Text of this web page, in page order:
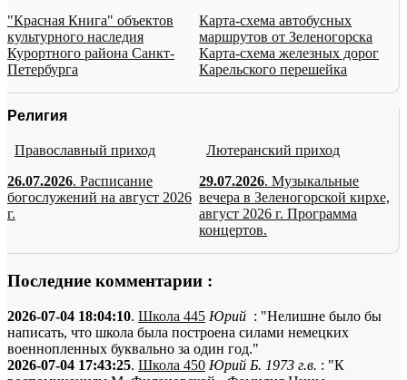
"Красная Книга" объектов
культурного наследия
Курортного района Санкт-
Петербурга
Карта-схема автобусных
маршрутов от Зеленогорска
Карта-схема железных дорог
Карельского перешейка
Религия
Православный приход
26.07.2026. Расписание
богослужений на август 2026
г.
Лютеранский приход
29.07.2026. Музыкальные
вечера в Зеленогорской кирхе,
август 2026 г. Программа
концертов.
Последние комментарии :
2026-07-04 18:04:10. Школа 445 Юрий : "Нелишне было бы
написать, что школа была построена силами немецких
военнопленных буквально за один год."
2026-07-04 17:43:25. Школа 450 Юрий Б. 1973 г.в. : "К